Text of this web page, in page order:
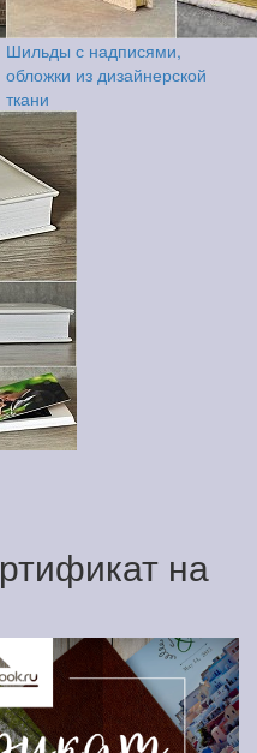
Шильды с надписями,
обложки из дизайнерской
ткани
на